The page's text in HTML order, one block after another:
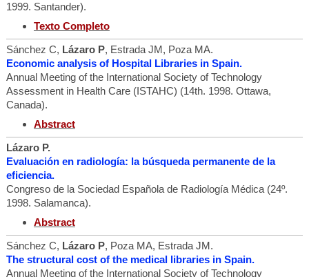
1999. Santander).
Texto Completo
Sánchez C, Lázaro P, Estrada JM, Poza MA.
Economic analysis of Hospital Libraries in Spain.
Annual Meeting of the International Society of Technology
Assessment in Health Care (ISTAHC) (14th. 1998. Ottawa,
Canada).
Abstract
Lázaro P.
Evaluación en radiología: la búsqueda permanente de la
eficiencia.
Congreso de la Sociedad Española de Radiología Médica (24º.
1998. Salamanca).
Abstract
Sánchez C, Lázaro P, Poza MA, Estrada JM.
The structural cost of the medical libraries in Spain.
Annual Meeting of the International Society of Technology